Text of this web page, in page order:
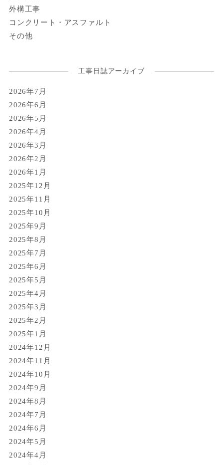
外構工事
コンクリート・アスファルト
その他
工事日誌アーカイブ
2026年7月
2026年6月
2026年5月
2026年4月
2026年3月
2026年2月
2026年1月
2025年12月
2025年11月
2025年10月
2025年9月
2025年8月
2025年7月
2025年6月
2025年5月
2025年4月
2025年3月
2025年2月
2025年1月
2024年12月
2024年11月
2024年10月
2024年9月
2024年8月
2024年7月
2024年6月
2024年5月
2024年4月